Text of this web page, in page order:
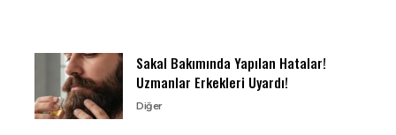
Sakal Bakımında Yapılan Hatalar!
Uzmanlar Erkekleri Uyardı!
Diğer